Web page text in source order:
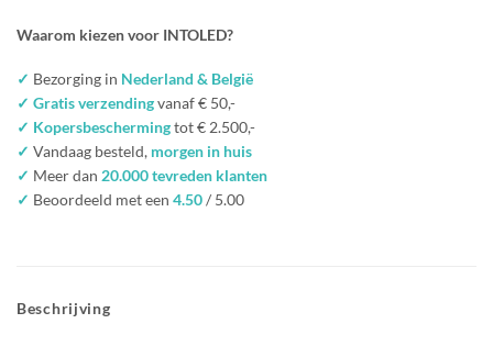
Waarom kiezen voor INTOLED?
✓ Bezorging in Nederland & België
✓ Gratis verzendingvanaf € 50,-
✓ Kopersbeschermingtot € 2.500,-
✓ Vandaag besteld, morgen in huis
✓ Meer dan 20.000 tevreden klanten
✓ Beoordeeld met een 4.50/ 5.00
Beschrijving